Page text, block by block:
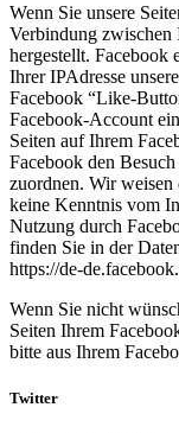
Wenn Sie unsere
Verbindung zwischen
hergestellt. Facebook
Ihrer IPAdresse
Facebook “Like-
Facebook-Account
Seiten auf Ihrem
Facebook den
zuordnen. Wir weisen
keine Kenntnis vom
Nutzung durch
finden Sie in der
https://de-
Wenn Sie nicht
Seiten Ihrem
bitte aus Ihrem
Twitter